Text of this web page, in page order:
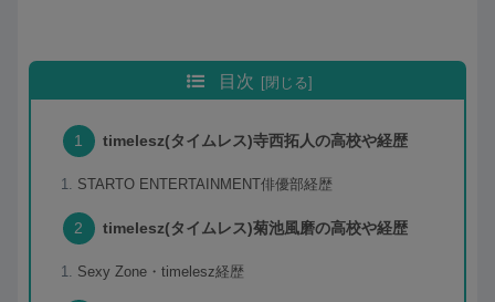
目次
timelesz(タイムレス)寺西拓人の高校や経歴
STARTO ENTERTAINMENT俳優部経歴
timelesz(タイムレス)菊池風磨の高校や経歴
Sexy Zone・timelesz経歴